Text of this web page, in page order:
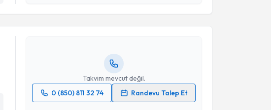
Takvim mevcut değil.
0 (850) 811 32 74
Randevu Talep Et